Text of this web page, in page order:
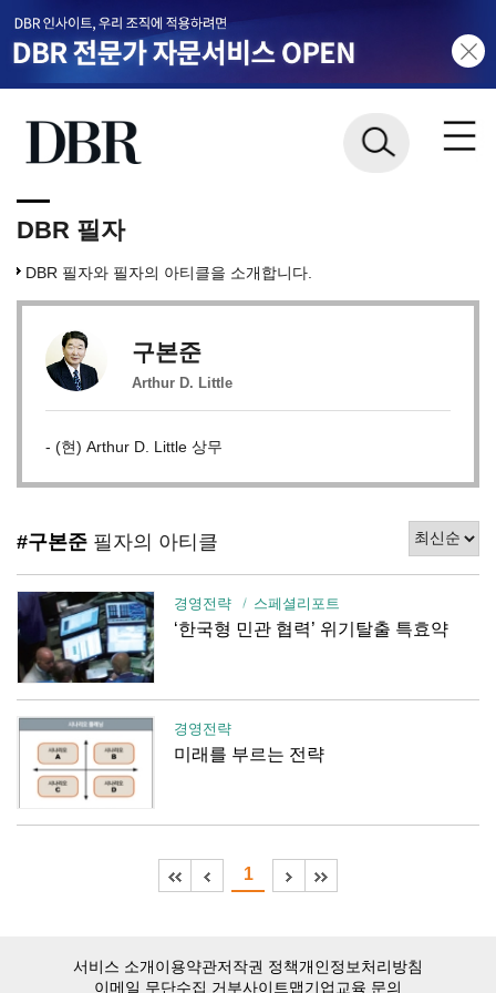
DBR 필자
DBR 필자와 필자의 아티클을 소개합니다.
구본준
Arthur D. Little
- (현) Arthur D. Little 상무
#구본준 필자의 아티클
경영전략 스페셜리포트
‘한국형 민관 협력’ 위기탈출 특효약
경영전략
미래를 부르는 전략
1
서비스 소개이용약관저작권 정책개인정보처리방침
이메일 무단수집 거부사이트맵기업교육 문의